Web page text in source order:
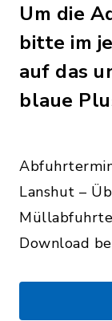
Um die
bitte im
auf das
blaue
Lanshut –
Download